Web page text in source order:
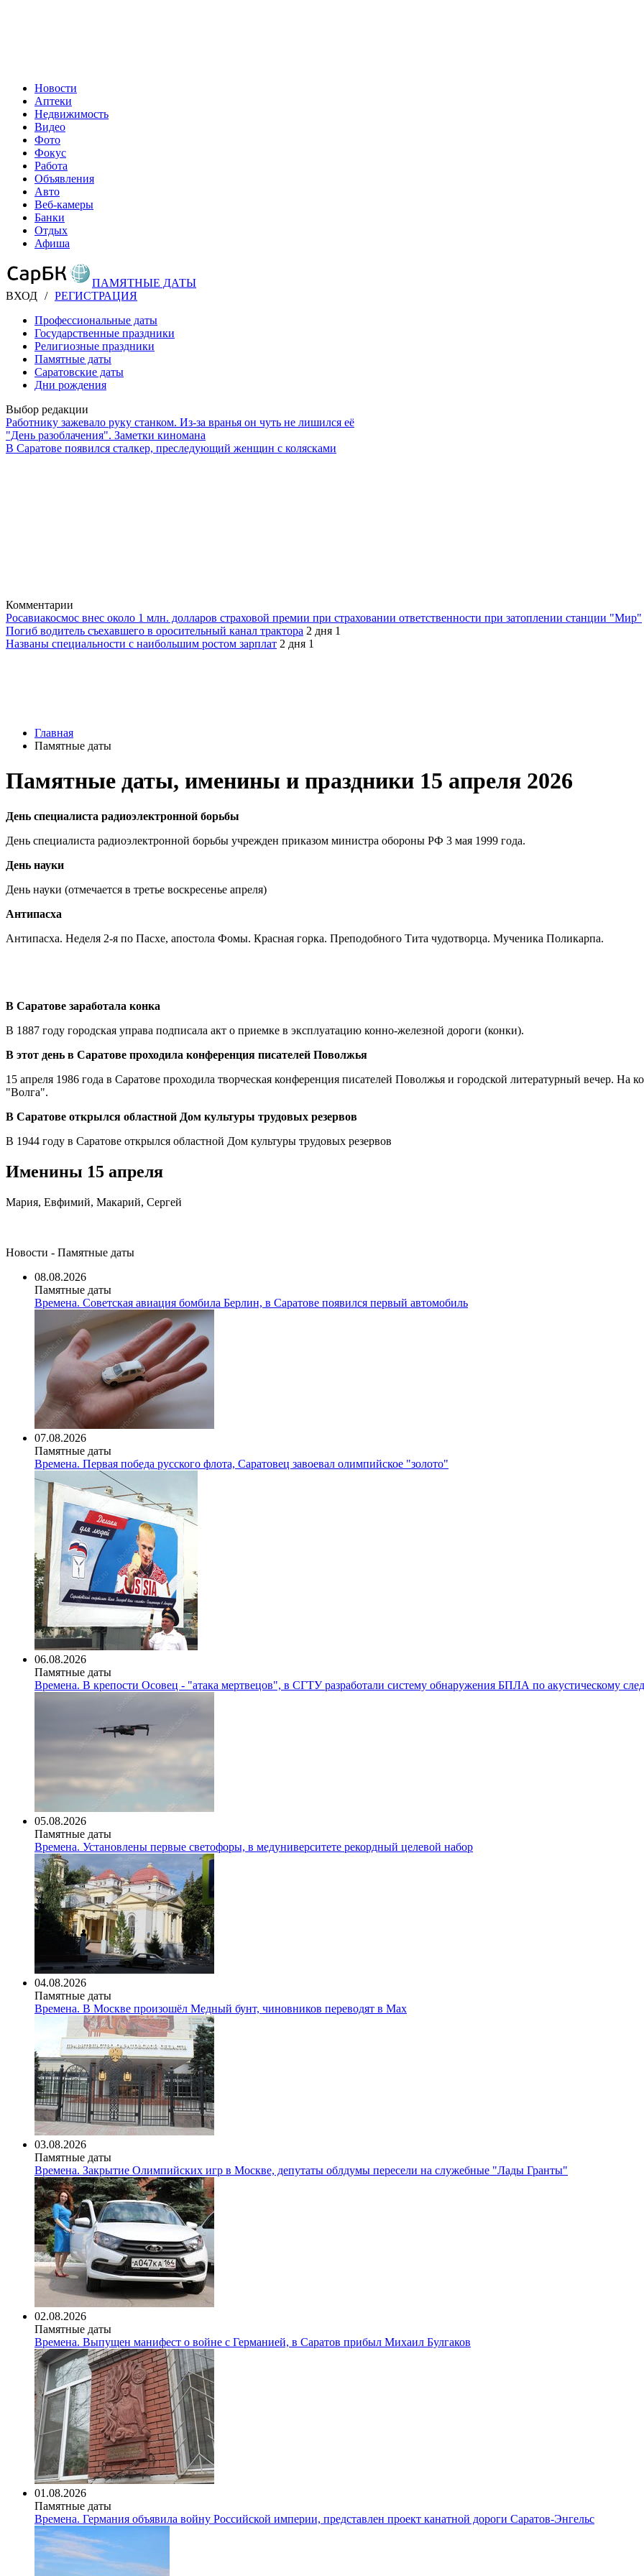
Новости
Аптеки
Недвижимость
Видео
Фото
Фокус
Работа
Объявления
Авто
Веб-камеры
Банки
Отдых
Афиша
ПАМЯТНЫЕ ДАТЫ
ВХОД / РЕГИСТРАЦИЯ
Профессиональные даты
Государственные праздники
Религиозные праздники
Памятные даты
Саратовские даты
Дни рождения
Выбор редакции
Работнику зажевало руку станком. Из-за вранья он чуть не лишился её
"День разоблачения". Заметки киномана
В Саратове появился сталкер, преследующий женщин с колясками
Комментарии
Росавиакосмос внес около 1 млн. долларов страховой премии при страховании ответственности при затоплении станции "Мир"
Погиб водитель съехавшего в оросительный канал трактора 2 дня 1
Названы специальности с наибольшим ростом зарплат 2 дня 1
Главная
Памятные даты
Памятные даты, именины и праздники 15 апреля 2026
День специалиста радиоэлектронной борьбы
День специалиста радиоэлектронной борьбы учрежден приказом министра обороны РФ 3 мая 1999 года.
День науки
День науки (отмечается в третье воскресенье апреля)
Антипасха
Антипасха. Неделя 2-я по Пасхе, апостола Фомы. Красная горка. Преподобного Тита чудотворца. Мученика Поликарпа.
В Саратове заработала конка
В 1887 году городская управа подписала акт о приемке в эксплуатацию конно-железной дороги (конки).
В этот день в Саратове проходила конференция писателей Поволжья
15 апреля 1986 года в Саратове проходила творческая конференция писателей Поволжья и городской литературный вечер.
"Волга".
В Саратове открылся областной Дом культуры трудовых резервов
В 1944 году в Саратове открылся областной Дом культуры трудовых резервов
Именины 15 апреля
Мария, Евфимий, Макарий, Сергей
Новости - Памятные даты
08.08.2026
Памятные даты
Времена. Советская авиация бомбила Берлин, в Саратове появился первый автомобиль
07.08.2026
Памятные даты
Времена. Первая победа русского флота, Саратовец завоевал олимпийское "золото"
06.08.2026
Памятные даты
Времена. В крепости Осовец - "атака мертвецов", в СГТУ разработали систему обнаружения БПЛА по акустическому
05.08.2026
Памятные даты
Времена. Установлены первые светофоры, в медуниверситете рекордный целевой набор
04.08.2026
Памятные даты
Времена. В Москве произошёл Медный бунт, чиновников переводят в Мах
03.08.2026
Памятные даты
Времена. Закрытие Олимпийских игр в Москве, депутаты облдумы пересели на служебные "Лады Гранты"
02.08.2026
Памятные даты
Времена. Выпущен манифест о войне с Германией, в Саратов прибыл Михаил Булгаков
01.08.2026
Памятные даты
Времена. Германия объявила войну Российской империи, представлен проект канатной дороги Саратов-Энгельс